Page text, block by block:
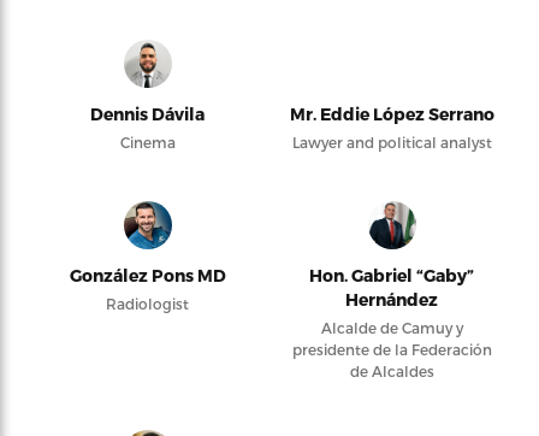
Dennis Dávila
Cinema
Mr. Eddie López Serrano
Lawyer and political analyst
González Pons MD
Radiologist
Hon. Gabriel “Gaby”
Hernández
Alcalde de Camuy y
presidente de la Federación
de Alcaldes